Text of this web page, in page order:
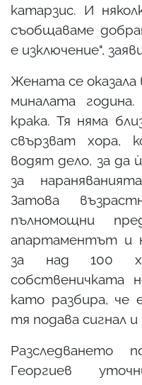
катарзис. И
съобщаваме
е изключение",
Жената се
миналата
крака. Тя няма
свързват хора,
водят дело, за да
за
Затова
пълномощни
апартаментът и
за над 100
собственичката
като разбира, че
тя подава сигнал и
Разследването
Георгиев